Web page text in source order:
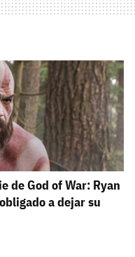
de God of War: Ryan
a dejar su